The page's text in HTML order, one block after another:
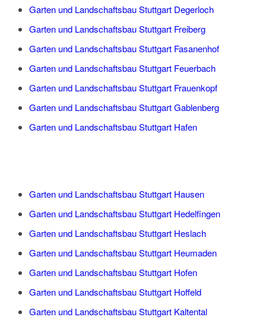
Garten und Landschaftsbau Stuttgart Degerloch
Garten und Landschaftsbau Stuttgart Freiberg
Garten und Landschaftsbau Stuttgart Fasanenhof
Garten und Landschaftsbau Stuttgart Feuerbach
Garten und Landschaftsbau Stuttgart Frauenkopf
Garten und Landschaftsbau Stuttgart Gablenberg
Garten und Landschaftsbau Stuttgart Hafen
Garten und Landschaftsbau Stuttgart Hausen
Garten und Landschaftsbau Stuttgart Hedelfingen
Garten und Landschaftsbau Stuttgart Heslach
Garten und Landschaftsbau Stuttgart Heumaden
Garten und Landschaftsbau Stuttgart Hofen
Garten und Landschaftsbau Stuttgart Hoffeld
Garten und Landschaftsbau Stuttgart Kaltental